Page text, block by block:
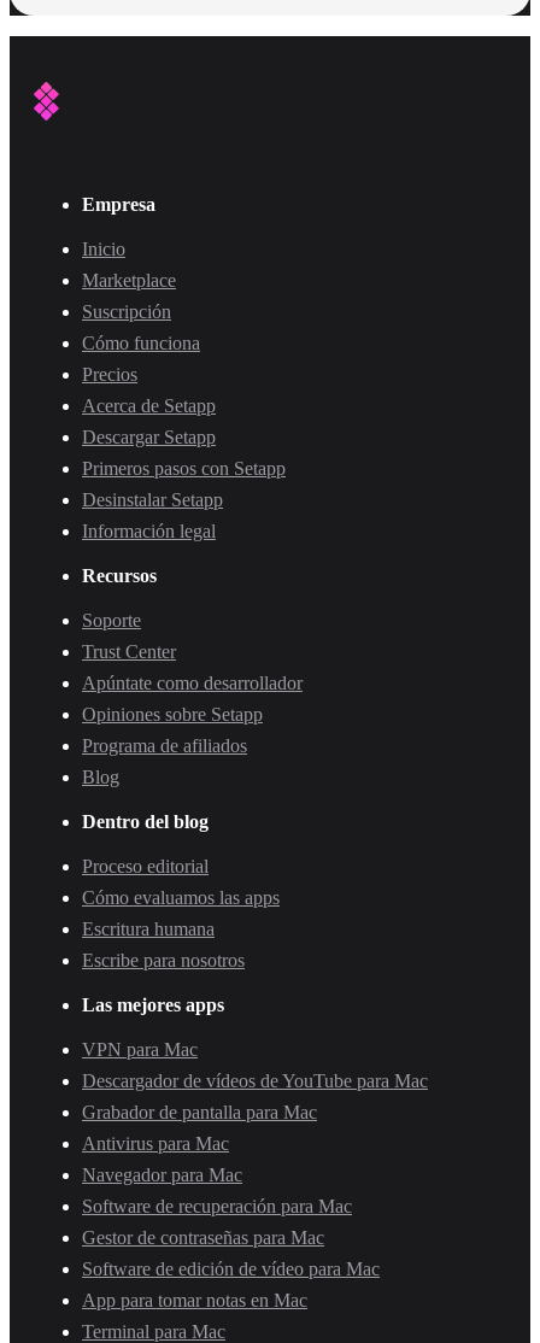
Empresa
Inicio
Marketplace
Suscripción
Cómo funciona
Precios
Acerca de Setapp
Descargar Setapp
Primeros pasos con Setapp
Desinstalar Setapp
Información legal
Recursos
Soporte
Trust Center
Apúntate como desarrollador
Opiniones sobre Setapp
Programa de afiliados
Blog
Dentro del blog
Proceso editorial
Cómo evaluamos las apps
Escritura humana
Escribe para nosotros
Las mejores apps
VPN para Mac
Descargador de vídeos de YouTube para Mac
Grabador de pantalla para Mac
Antivirus para Mac
Navegador para Mac
Software de recuperación para Mac
Gestor de contraseñas para Mac
Software de edición de vídeo para Mac
App para tomar notas en Mac
Terminal para Mac